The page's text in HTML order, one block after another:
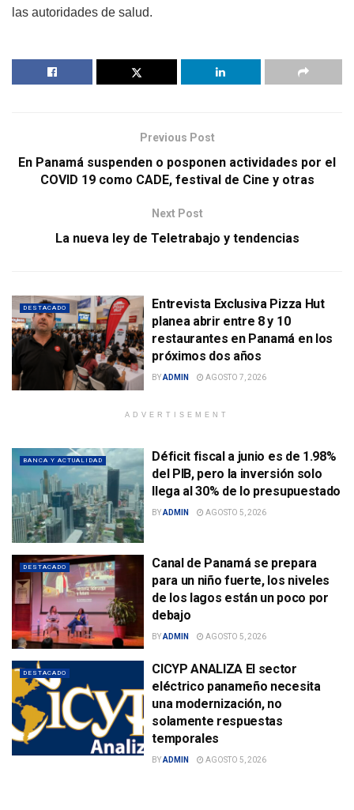
las autoridades de salud.
Previous Post
En Panamá suspenden o posponen actividades por el
COVID 19 como CADE, festival de Cine y otras
Next Post
La nueva ley de Teletrabajo y tendencias
DESTACADO
Entrevista Exclusiva Pizza Hut
planea abrir entre 8 y 10
restaurantes en Panamá en los
próximos dos años
BYADMIN AGOSTO 7, 2026
ADVERTISEMENT
BANCA Y ACTUALIDAD
Déficit fiscal a junio es de 1.98%
del PIB, pero la inversión solo
llega al 30% de lo presupuestado
BYADMIN AGOSTO 5, 2026
DESTACADO
Canal de Panamá se prepara
para un niño fuerte, los niveles
de los lagos están un poco por
debajo
BYADMIN AGOSTO 5, 2026
DESTACADO
CICYP ANALIZA El sector
eléctrico panameño necesita
una modernización, no
solamente respuestas
temporales
BYADMIN AGOSTO 5, 2026